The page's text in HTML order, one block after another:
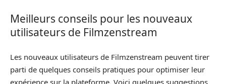
Meilleurs conseils pour les nouveaux
utilisateurs de Filmzenstream
Les nouveaux utilisateurs de Filmzenstream peuvent tirer
parti de quelques conseils pratiques pour optimiser leur
expérience sur la plateforme. Voici quelques suggestions